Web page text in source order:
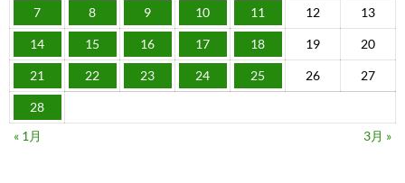
7 8 9 10 11 12 13
14 15 16 17 18 19 20
21 22 23 24 25 26 27
28
« 1月
3月 »